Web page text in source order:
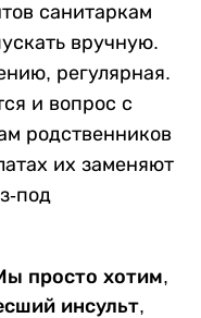
санитаркам
вручную.
регулярная.
и вопрос с
родственников
их заменяют
под
просто хотим,
инсульт,